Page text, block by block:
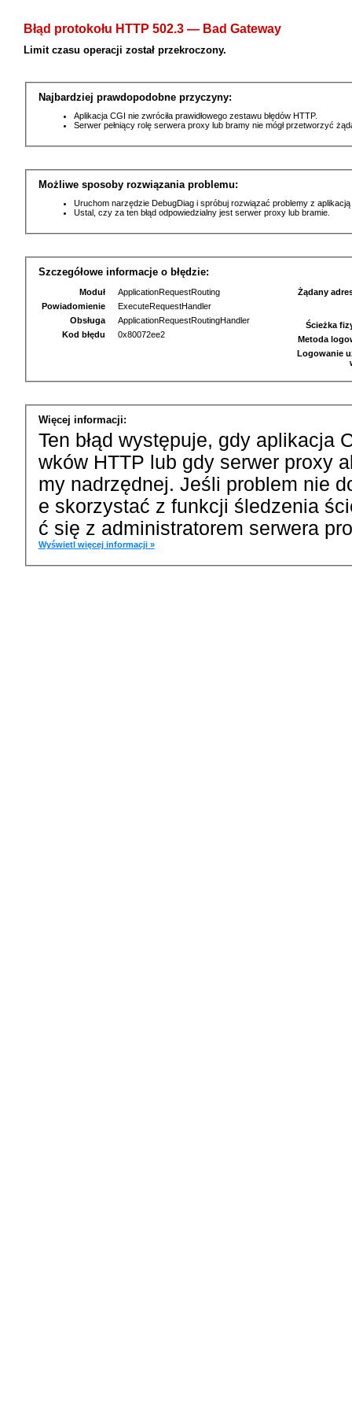
Błąd protokołu HTTP 502.3 — Bad Gateway
Limit czasu operacji został przekroczony.
Najbardziej prawdopodobne przyczyny:
Aplikacja CGI nie zwróciła prawidłowego zestawu błędów HTTP.
Serwer pełniący rolę serwera proxy lub bramy nie mógł przetworzyć
Możliwe sposoby rozwiązania problemu:
Uruchom narzędzie DebugDiag i spróbuj rozwiązać problemy z
Ustal, czy za ten błąd odpowiedzialny jest serwer proxy lub bramie.
Szczegółowe informacje o błędzie:
Moduł
ApplicationRequestRouting
Powiadomienie
ExecuteRequestHandler
Obsługa
ApplicationRequestRoutingHandler
Kod błędu
0x80072ee2
Żądany
Ścieżka
Metoda
Logowanie
Więcej informacji:
Ten błąd występuje, gdy aplikacja
wków HTTP lub gdy serwer proxy
my nadrzędnej. Jeśli problem nie
e skorzystać z funkcji śledzenia
ć się z administratorem serwera
Wyświetl więcej informacji »